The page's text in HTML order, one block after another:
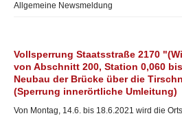
Allgemeine Newsmeldung
Vollsperrung Staatsstraße 2170
von Abschnitt 200, Station 0,060
Neubau der Brücke über die
(Sperrung innerörtliche Umleitung)
Von Montag, 14.6. bis 18.6.2021 wird die